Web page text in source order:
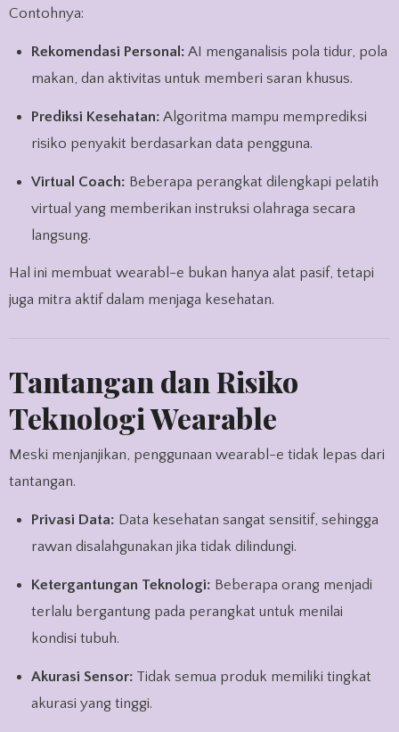
Contohnya:
Rekomendasi Personal: AI menganalisis pola tidur, pola
makan, dan aktivitas untuk memberi saran khusus.
Prediksi Kesehatan: Algoritma mampu memprediksi
risiko penyakit berdasarkan data pengguna.
Virtual Coach: Beberapa perangkat dilengkapi pelatih
virtual yang memberikan instruksi olahraga secara
langsung.
Hal ini membuat wearabl-e bukan hanya alat pasif, tetapi
juga mitra aktif dalam menjaga kesehatan.
Tantangan dan Risiko
Teknologi Wearable
Meski menjanjikan, penggunaan wearabl-e tidak lepas dari
tantangan.
Privasi Data: Data kesehatan sangat sensitif, sehingga
rawan disalahgunakan jika tidak dilindungi.
Ketergantungan Teknologi: Beberapa orang menjadi
terlalu bergantung pada perangkat untuk menilai
kondisi tubuh.
Akurasi Sensor: Tidak semua produk memiliki tingkat
akurasi yang tinggi.